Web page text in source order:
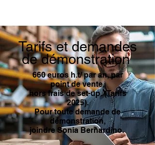
Tarifs et demandes
de démonstration
660 euros h.t/ par an, par
point de vente,
hors frais de set-up. (Tarifs
2025).
Pour toute demande de
démonstration,
joindre Sonia Bernardino.